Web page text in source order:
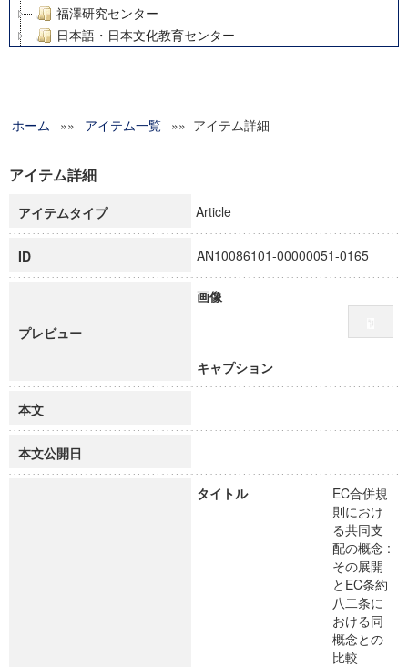
福澤研究センター
日本語・日本文化教育センター
グローバルリサーチインスティテュート
科学研究費補助金研究成果報告書
慶應義塾大学グローバルCOEプログラム市民社会ガバナンス
慶應義塾大学グローバルCOEプログラム論理と感性の先端的
博士課程教育リーディングプログラム「超成熟社会発展のサ
学術雑誌掲載論文等(8)
ホーム »» アイテム一覧 »» アイテム詳細
アイテム詳細
アイテムタイプ Article
ID AN10086101-00000051-0165
プレビュー
画像
キャプション
本文
本文公開日
タイトル
EC合併規
則におけ
る共同支
配の概念 :
その展開
とEC条約
八二条に
おける同
概念との
比較